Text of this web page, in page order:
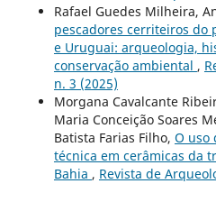
Rafael Guedes Milheira,
pescadores cerriteiros do
e Uruguai: arqueologia,
conservação ambiental ,
n. 3 (2025)
Morgana Cavalcante
Maria Conceição Soares
Batista Farias Filho, O uso
técnica em cerâmicas da
Bahia , Revista de